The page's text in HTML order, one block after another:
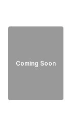
Coming Soon